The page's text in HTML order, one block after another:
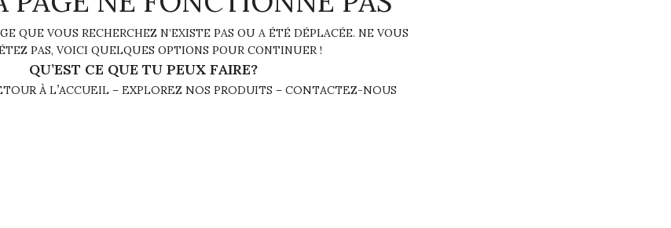
QUE VOUS RECHERCHEZ N’EXISTE PAS OU A ÉTÉ DÉPLACÉE. NE VOUS
PAS, VOICI QUELQUES OPTIONS POUR CONTINUER !
QU’EST CE QUE TU PEUX FAIRE?
À L’ACCUEIL – EXPLOREZ NOS PRODUITS – CONTACTEZ-NOUS